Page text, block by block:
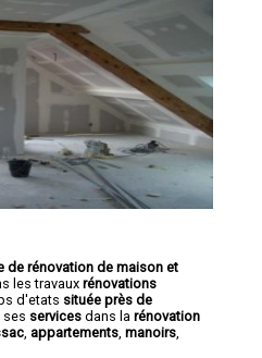
de rénovation de maison et
les travaux rénovations
d'etats située près de
services dans la rénovation
appartements manoirs